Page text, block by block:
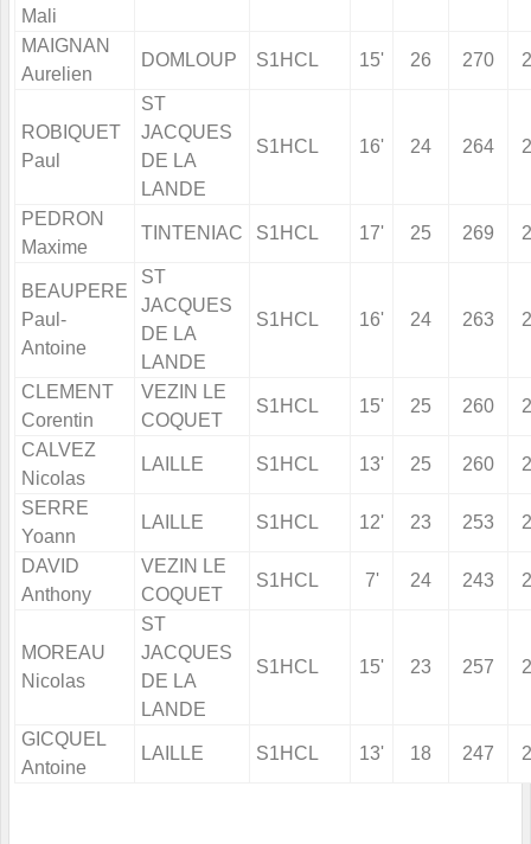
Mali
MAIGNAN
Aurelien
DOMLOUP S1HCL 15' 26 270
ROBIQUET
Paul
ST
JACQUES
DE LA
LANDE
S1HCL 16' 24 264
PEDRON
Maxime
TINTENIAC S1HCL 17' 25 269
BEAUPERE
Paul-
Antoine
ST
JACQUES
DE LA
LANDE
S1HCL 16' 24 263
CLEMENT
Corentin
VEZIN LE
COQUET
S1HCL 15' 25 260
CALVEZ
Nicolas
LAILLE S1HCL 13' 25 260
SERRE
Yoann
LAILLE S1HCL 12' 23 253
DAVID
Anthony
VEZIN LE
COQUET
S1HCL 7' 24 243
MOREAU
Nicolas
ST
JACQUES
DE LA
LANDE
S1HCL 15' 23 257
GICQUEL
Antoine
LAILLE S1HCL 13' 18 247